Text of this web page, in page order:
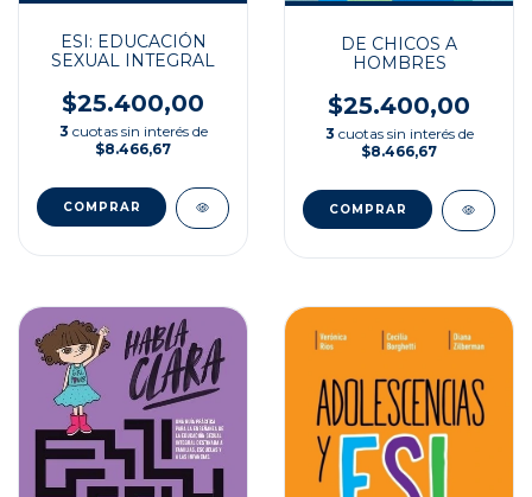
ESI: EDUCACIÓN
SEXUAL INTEGRAL
$25.400,00
3 cuotas sin interés de
$8.466,67
DE CHICOS A
HOMBRES
$25.400,00
3 cuotas sin interés de
$8.466,67